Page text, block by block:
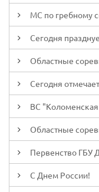
МС по гребному
Сегодня
Областные
Сегодня
ВС "Коломенская
Областные
Первенство
С Днем России!